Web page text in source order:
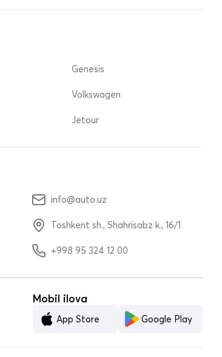
Genesis
Volkswagen
Jetour
info@auto.uz
Toshkent sh., Shahrisabz k., 16/1
+998 95 324 12 00
Mobil ilova
App Store Google Play